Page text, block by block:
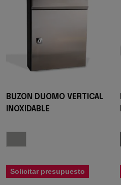
BUZON DUOMO VERTICAL
INOXIDABLE
Solicitar presupuesto